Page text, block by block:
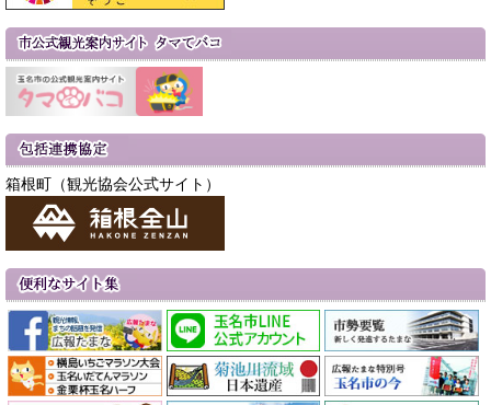
箱根町（観光協会公式サイト）